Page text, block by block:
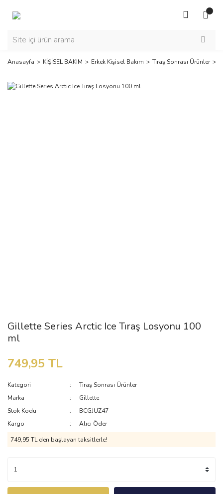
Anasayfa KİŞİSEL BAKIM Erkek Kişisel Bakım Tıraş Sonrası Ürünler
Gillette Series Arctic Ice Tıraş Losyonu 100
ml
749,95 TL
Kategori
Tıraş Sonrası Ürünler
Marka
Gillette
Stok Kodu
BCGJUZ47
Kargo
Alıcı Öder
749,95 TL den başlayan taksitlerle!